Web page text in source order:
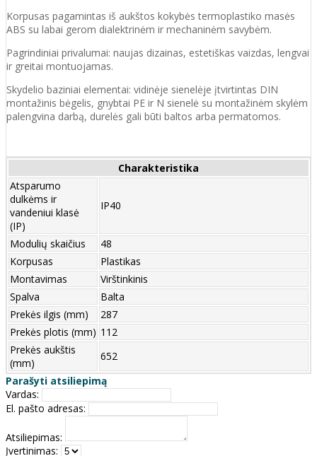
Korpusas pagamintas iš aukštos kokybės termoplastiko masės
ABS su labai gerom dialektrinėm ir mechaninėm savybėm.
Pagrindiniai privalumai: naujas dizainas, estetiškas vaizdas, lengvai
ir greitai montuojamas.
Skydelio baziniai elementai: vidinėje sienelėje įtvirtintas DIN
montažinis bėgelis, gnybtai PE ir N sienelė su montažinėm skylėm
palengvina darbą, durelės gali būti baltos arba permatomos.
Charakteristika
Atsparumo
dulkėms ir
vandeniui klasė
(IP)
IP40
Modulių skaičius
48
Korpusas
Plastikas
Montavimas
Virštinkinis
Spalva
Balta
Prekės ilgis (mm)
287
Prekės plotis (mm) 112
Prekės aukštis
(mm)
652
Parašyti atsiliepimą
Vardas:
El. pašto adresas:
Atsiliepimas:
Įvertinimas: